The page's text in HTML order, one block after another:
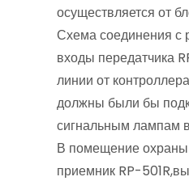
осуществляется от
Схема соединения с
входы передатчика
линии от
должны были бы
сигнальным лампам
В помещение охраны
приемник RP-